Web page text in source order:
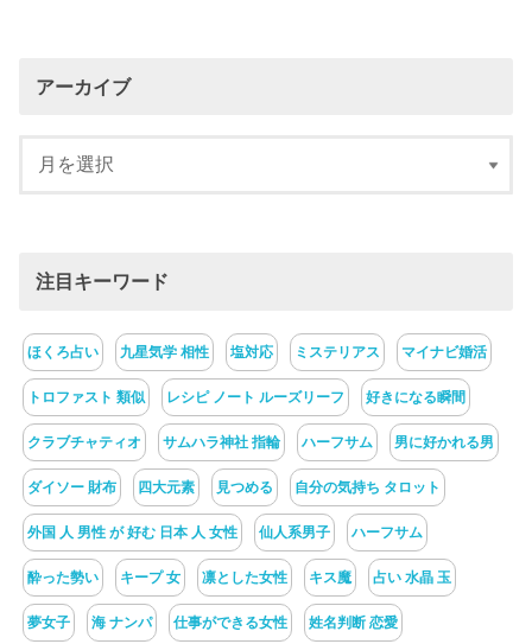
アーカイブ
注目キーワード
ほくろ占い 九星気学 相性 塩対応 ミステリアス マイナビ婚活
トロファスト 類似 レシピ ノート ルーズリーフ 好きになる瞬間
クラブチャティオ サムハラ神社 指輪 ハーフサム 男に好かれる男
ダイソー 財布 四大元素 見つめる 自分の気持ち タロット
外国 人 男性 が 好む 日本 人 女性 仙人系男子 ハーフサム
酔った勢い キープ 女 凛とした女性 キス魔 占い 水晶 玉
夢女子 海 ナンパ 仕事ができる女性 姓名判断 恋愛